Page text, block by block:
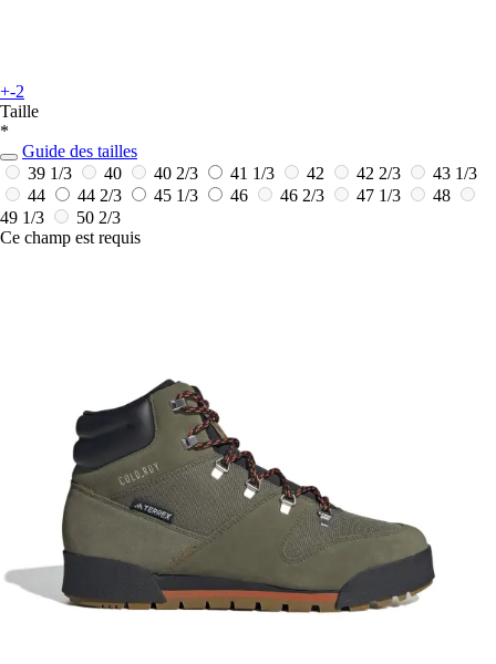
+-2
Taille
*
Guide des tailles
39 1/3
40 40 2/3 41 1/3 42 42 2/3
43 1/3
44
44 2/3 45 1/3 46 46 2/3 47 1/3
48
49 1/3
50 2/3
Ce champ est requis